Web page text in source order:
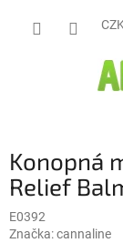
CZK
Konopná
Relief
E0392
Značka:cannaline